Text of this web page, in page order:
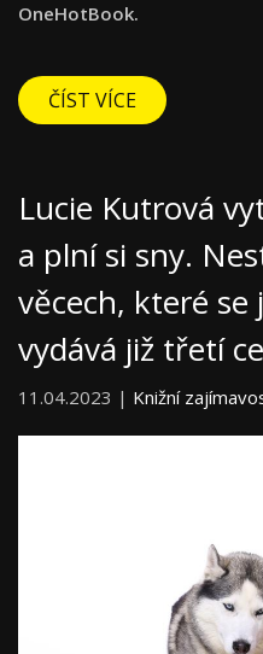
OneHotBook.
ČÍST VÍCE
Lucie Kutrová
a plní si sny.
věcech, které se
vydává již třetí
11.04.2023 | Knižní